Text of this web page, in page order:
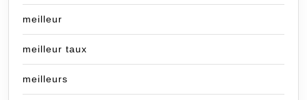
meilleur
meilleur taux
meilleurs